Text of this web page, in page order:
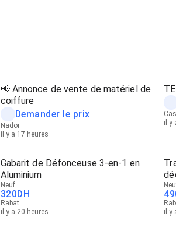
📢 Annonce de vente de matériel de
coiffure
Demander le prix
Nador
il y a 17 heures
il y
Gabarit de Défonceuse 3-en-1 en
Aluminium
Neuf
320DH
Rabat
il y a 20 heures
il y